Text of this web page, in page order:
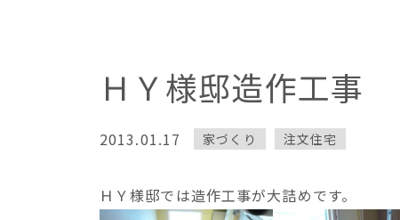
ＨＹ様邸造作工事
2013.01.17 家づくり 注文住宅
ＨＹ様邸では造作工事が大詰めです。